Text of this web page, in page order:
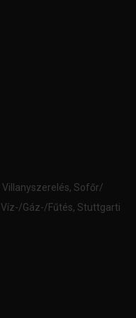
Villanyszerelés, Sofőr/
Víz-/Gáz-/Fűtés, Stuttgarti